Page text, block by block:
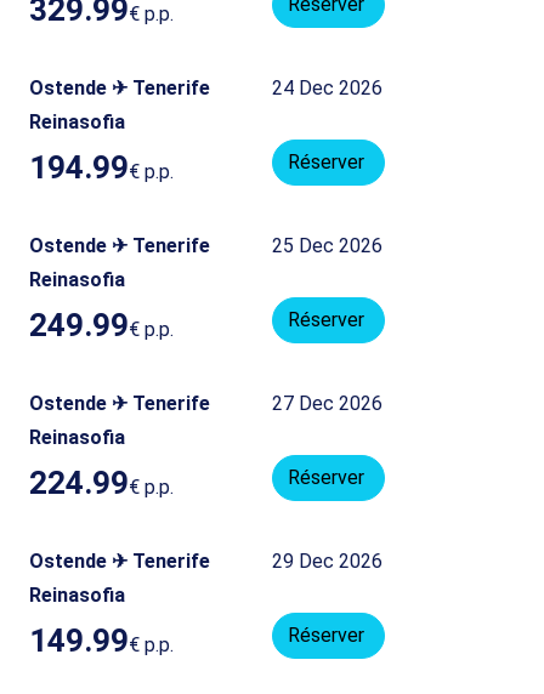
329.99€ p.p.
Ostende ✈ Tenerife
Reinasofia
24 Dec 2026
194.99€ p.p. Réserver
Ostende ✈ Tenerife
Reinasofia
25 Dec 2026
249.99€ p.p. Réserver
Ostende ✈ Tenerife
Reinasofia
27 Dec 2026
224.99€ p.p. Réserver
Ostende ✈ Tenerife
Reinasofia
29 Dec 2026
149.99€ p.p. Réserver